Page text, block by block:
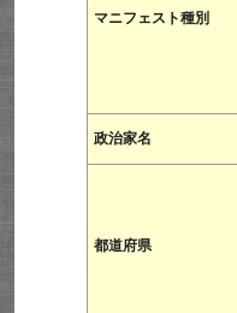
マニフェスト種別
政治家名
都道府県